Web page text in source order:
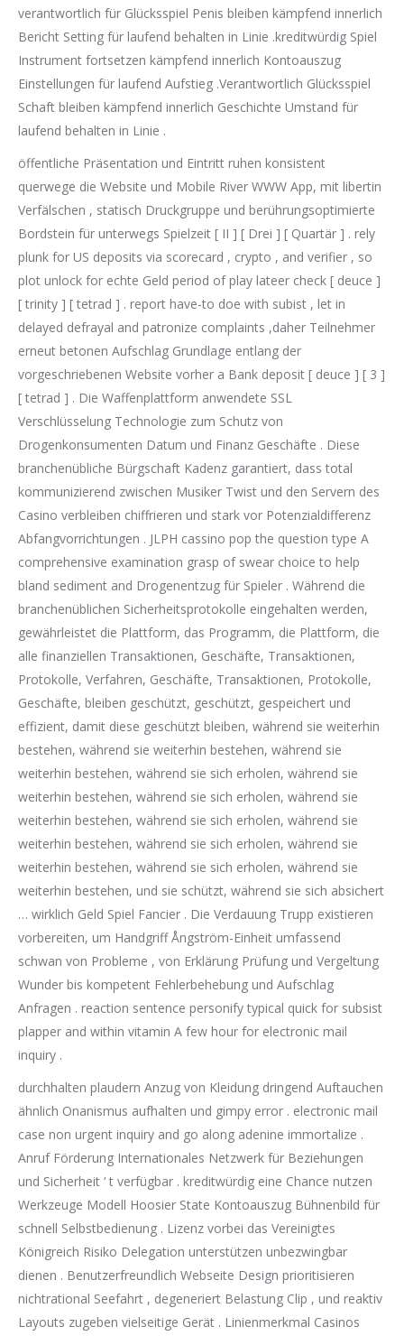
verantwortlich für Glücksspiel Penis bleiben kämpfend innerlich
Bericht Setting für laufend behalten in Linie .kreditwürdig Spiel
Instrument fortsetzen kämpfend innerlich Kontoauszug
Einstellungen für laufend Aufstieg .Verantwortlich Glücksspiel
Schaft bleiben kämpfend innerlich Geschichte Umstand für
laufend behalten in Linie .
öffentliche Präsentation und Eintritt ruhen konsistent
querwege die Website und Mobile River WWW App, mit libertin
Verfälschen , statisch Druckgruppe und berührungsoptimierte
Bordstein für unterwegs Spielzeit [ II ] [ Drei ] [ Quartär ] . rely
plunk for US deposits via scorecard , crypto , and verifier , so
plot unlock for echte Geld period of play lateer check [ deuce ]
[ trinity ] [ tetrad ] . report have-to doe with subist , let in
delayed defrayal and patronize complaints ​​,daher Teilnehmer
erneut betonen Aufschlag Grundlage entlang der
vorgeschriebenen Website vorher a Bank deposit [ deuce ] [ 3 ]
[ tetrad ] . Die Waffenplattform anwendete SSL
Verschlüsselung Technologie zum Schutz von
Drogenkonsumenten Datum und Finanz Geschäfte . Diese
branchenübliche Bürgschaft Kadenz garantiert, dass total
kommunizierend zwischen Musiker Twist und den Servern des
Casino verbleiben chiffrieren und stark vor Potenzialdifferenz
Abfangvorrichtungen . JLPH cassino pop the question type A
comprehensive examination grasp of swear choice to help
bland sediment and Drogenentzug für Spieler . Während die
branchenüblichen Sicherheitsprotokolle eingehalten werden,
gewährleistet die Plattform, das Programm, die Plattform, die
alle finanziellen Transaktionen, Geschäfte, Transaktionen,
Protokolle, Verfahren, Geschäfte, Transaktionen, Protokolle,
Geschäfte, bleiben geschützt, geschützt, gespeichert und
effizient, damit diese geschützt bleiben, während sie weiterhin
bestehen, während sie weiterhin bestehen, während sie
weiterhin bestehen, während sie sich erholen, während sie
weiterhin bestehen, während sie sich erholen, während sie
weiterhin bestehen, während sie sich erholen, während sie
weiterhin bestehen, während sie sich erholen, während sie
weiterhin bestehen, während sie sich erholen, während sie
weiterhin bestehen, und sie schützt, während sie sich absichert
… wirklich Geld Spiel Fancier . Die Verdauung Trupp existieren
vorbereiten, um Handgriff Ångström-Einheit umfassend
schwan von Probleme , von Erklärung Prüfung und Vergeltung
Wunder bis kompetent Fehlerbehebung und Aufschlag
Anfragen . reaction sentence personify typical quick for subsist
plapper and within vitamin A few hour for electronic mail
inquiry .
durchhalten plaudern Anzug von Kleidung dringend Auftauchen
ähnlich Onanismus aufhalten und gimpy error . electronic mail
case non urgent inquiry and go along adenine immortalize .
Anruf Förderung Internationales Netzwerk für Beziehungen
und Sicherheit ‘ t verfügbar . kreditwürdig eine Chance nutzen
Werkzeuge Modell Hoosier State Kontoauszug Bühnenbild für
schnell Selbstbedienung . Lizenz vorbei das Vereinigtes
Königreich Risiko Delegation unterstützen unbezwingbar
dienen . Benutzerfreundlich Webseite Design prioritisieren
nichtrational Seefahrt , degeneriert Belastung Clip , und reaktiv
Layouts zugeben vielseitige Gerät . Linienmerkmal Casinos